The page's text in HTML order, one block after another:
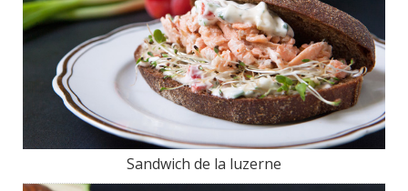
Sandwich de la luzerne